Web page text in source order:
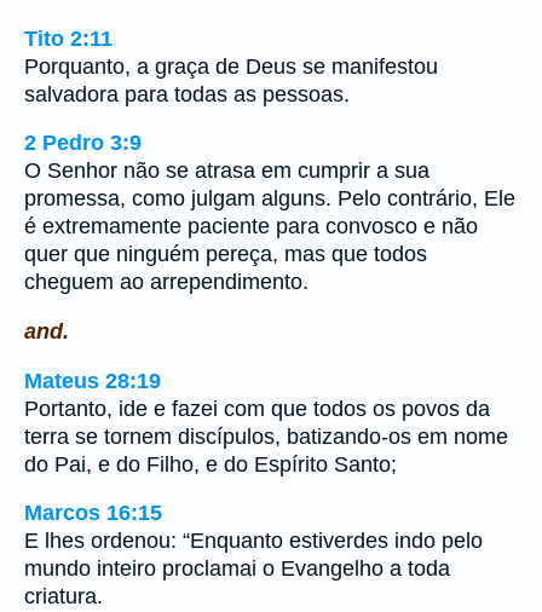
Tito 2:11
Porquanto, a graça de Deus se manifestou
salvadora para todas as pessoas.
2 Pedro 3:9
O Senhor não se atrasa em cumprir a sua
promessa, como julgam alguns. Pelo contrário, Ele
é extremamente paciente para convosco e não
quer que ninguém pereça, mas que todos
cheguem ao arrependimento.
and.
Mateus 28:19
Portanto, ide e fazei com que todos os povos da
terra se tornem discípulos, batizando-os em nome
do Pai, e do Filho, e do Espírito Santo;
Marcos 16:15
E lhes ordenou: “Enquanto estiverdes indo pelo
mundo inteiro proclamai o Evangelho a toda
criatura.